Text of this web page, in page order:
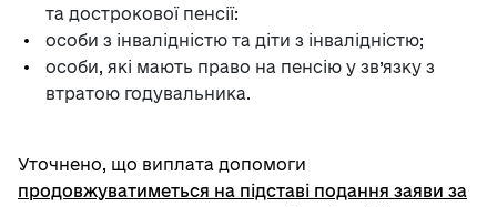
та дострокової пенсії:
особи з інвалідністю та діти з інвалідністю;
особи, які мають право на пенсію у зв’язку з
втратою годувальника.
Уточнено, що виплата допомоги
продовжуватиметься на підставі подання заяви за